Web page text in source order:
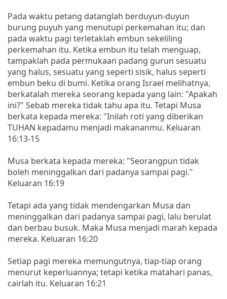
Pada waktu petang datanglah berduyun-duyun
burung puyuh yang menutupi perkemahan itu; dan
pada waktu pagi terletaklah embun sekeliling
perkemahan itu. Ketika embun itu telah menguap,
tampaklah pada permukaan padang gurun sesuatu
yang halus, sesuatu yang seperti sisik, halus seperti
embun beku di bumi. Ketika orang Israel melihatnya,
berkatalah mereka seorang kepada yang lain: "Apakah
ini?" Sebab mereka tidak tahu apa itu. Tetapi Musa
berkata kepada mereka: "Inilah roti yang diberikan
TUHAN kepadamu menjadi makananmu. Keluaran
16:13-15
Musa berkata kepada mereka: "Seorangpun tidak
boleh meninggalkan dari padanya sampai pagi."
Keluaran 16:19
Tetapi ada yang tidak mendengarkan Musa dan
meninggalkan dari padanya sampai pagi, lalu berulat
dan berbau busuk. Maka Musa menjadi marah kepada
mereka. Keluaran 16:20
Setiap pagi mereka memungutnya, tiap-tiap orang
menurut keperluannya; tetapi ketika matahari panas,
cairlah itu. Keluaran 16:21